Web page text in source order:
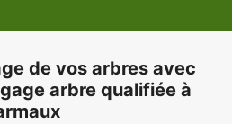
de vos arbres avec
arbre qualifiée à